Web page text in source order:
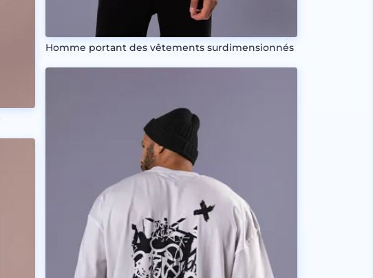
Homme portant des vêtements surdimensionnés